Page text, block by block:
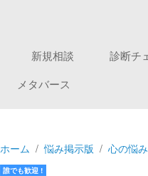
新規相談 診断チ
メタバース
ホーム 悩み掲示版 心の悩み
誰でも歓迎 !